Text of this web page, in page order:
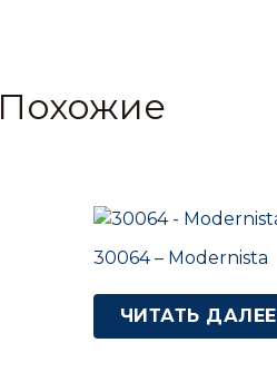
Похожие
30064 – Modernista
ЧИТАТЬ ДАЛЕЕ